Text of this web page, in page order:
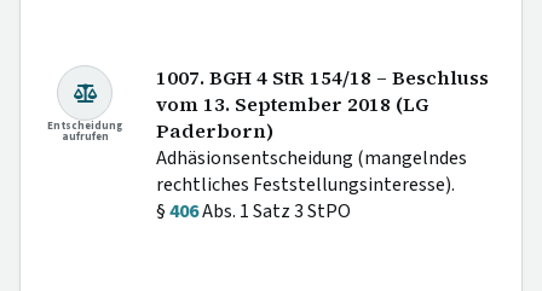
Entscheidung
aufrufen
1007. BGH 4 StR 154/18 – Beschluss
vom 13. September 2018 (LG
Paderborn)
Adhäsionsentscheidung (mangelndes
rechtliches Feststellungsinteresse).
§406Abs. 1 Satz 3 StPO